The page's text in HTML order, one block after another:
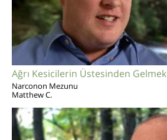
Ağrı Kesicilerin Üstesinden Gelmek
Narconon Mezunu
Matthew C.